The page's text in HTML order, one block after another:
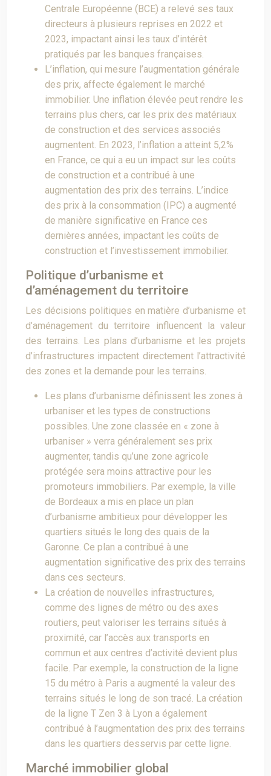
Centrale Européenne (BCE) a relevé ses taux
directeurs à plusieurs reprises en 2022 et
2023, impactant ainsi les taux d’intérêt
pratiqués par les banques françaises.
L’inflation, qui mesure l’augmentation générale
des prix, affecte également le marché
immobilier. Une inflation élevée peut rendre les
terrains plus chers, car les prix des matériaux
de construction et des services associés
augmentent. En 2023, l’inflation a atteint 5,2%
en France, ce qui a eu un impact sur les coûts
de construction et a contribué à une
augmentation des prix des terrains. L’indice
des prix à la consommation (IPC) a augmenté
de manière significative en France ces
dernières années, impactant les coûts de
construction et l’investissement immobilier.
Politique d’urbanisme et
d’aménagement du territoire
Les décisions politiques en matière d’urbanisme et
d’aménagement du territoire influencent la valeur
des terrains. Les plans d’urbanisme et les projets
d’infrastructures impactent directement l’attractivité
des zones et la demande pour les terrains.
Les plans d’urbanisme définissent les zones à
urbaniser et les types de constructions
possibles. Une zone classée en « zone à
urbaniser » verra généralement ses prix
augmenter, tandis qu’une zone agricole
protégée sera moins attractive pour les
promoteurs immobiliers. Par exemple, la ville
de Bordeaux a mis en place un plan
d’urbanisme ambitieux pour développer les
quartiers situés le long des quais de la
Garonne. Ce plan a contribué à une
augmentation significative des prix des terrains
dans ces secteurs.
La création de nouvelles infrastructures,
comme des lignes de métro ou des axes
routiers, peut valoriser les terrains situés à
proximité, car l’accès aux transports en
commun et aux centres d’activité devient plus
facile. Par exemple, la construction de la ligne
15 du métro à Paris a augmenté la valeur des
terrains situés le long de son tracé. La création
de la ligne T Zen 3 à Lyon a également
contribué à l’augmentation des prix des terrains
dans les quartiers desservis par cette ligne.
Marché immobilier global